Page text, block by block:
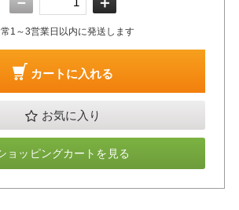
1～3営業日以内に発送します
カートに入れる
お気に入り
ョッピングカートを見る